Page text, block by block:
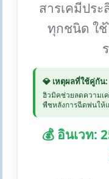
สารเคมีปร
ทุกชนิด ใ
💎 เหตุผลที่ใช้คู่กัน:
ฮิวมิคช่วยลดความเ
พืชหลังการฉีดพ่นให้
💰 อินเวท: